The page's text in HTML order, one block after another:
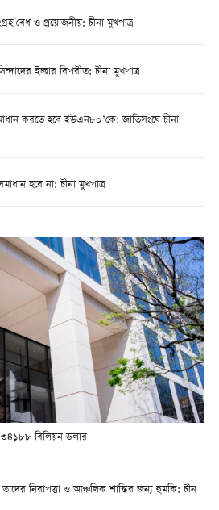
বৈধ ও প্রয়োজনীয়: চীনা মুখপাত্র
ইচ্ছার বিপরীত: চীনা মুখপাত্র
করতে হবে ইউএন৮০’কে: জাতিসংঘে চীনা
হবে না: চীনা মুখপাত্র
৩৪১৮৮ বিলিয়ন ডলার
নিরাপত্তা ও আঞ্চলিক শান্তির জন্য হুমকি: চীন